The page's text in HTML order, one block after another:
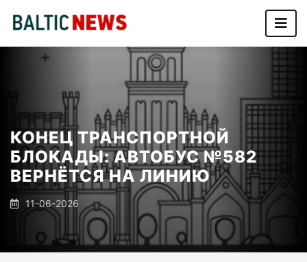
КОНЕЦ ТРАНСПОРТНОЙ
БЛОКАДЫ: АВТОБУС №582
ВЕРНЁТСЯ НА ЛИНИЮ
11-06-2026